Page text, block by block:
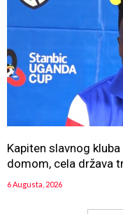
Kapiten slavnog
domom, cela država
6 Augusta, 2026